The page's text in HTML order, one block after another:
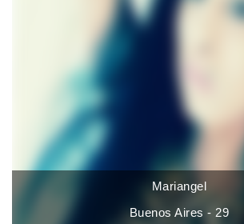
Mariangel
Buenos Aires - 29